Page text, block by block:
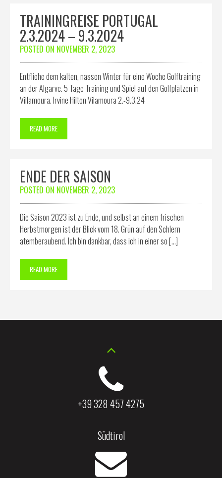
TRAININGREISE PORTUGAL
2.3.2024 – 9.3.2024
POSTED ON NOVEMBER 2, 2023
Entfliehe dem kalten, nassen Winter für eine Woche Golftraining
an der Algarve. 5 Tage Training und Spiel auf den Golfplätzen in
Villamoura. Irvine Hilton Vilamoura 2.-9.3.24
READ MORE
ENDE DER SAISON
POSTED ON NOVEMBER 2, 2023
Die Saison 2023 ist zu Ende, und selbst an einem frischen
Herbstmorgen ist der Blick vom 18. Grün auf den Schlern
atemberaubend. Ich bin dankbar, dass ich in einer so […]
READ MORE
+39 328 457 4275
Südtirol